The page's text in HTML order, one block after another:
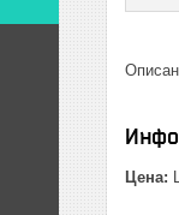
Цена: